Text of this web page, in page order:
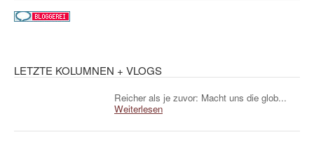
LETZTE KOLUMNEN + VLOGS
Reicher als je zuvor: Macht uns die glob...
Weiterlesen